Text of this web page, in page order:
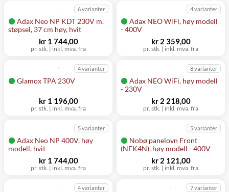
Adax Neo NP KDT 230V m.
støpsel, 37 cm høy, hvit
6 varianter
pr. stk. | inkl. mva. fra
kr 1 744,00
Adax NEO WiFi, høy modell
- 400V
4 varianter
pr. stk. | inkl. mva. fra
kr 2 359,00
Glamox TPA 230V
4 varianter
pr. stk. | inkl. mva. fra
kr 1 196,00
Adax NEO WiFi, høy modell
- 230V
8 varianter
pr. stk. | inkl. mva. fra
kr 2 218,00
Adax Neo NP 400V, høy
modell, hvit
5 varianter
pr. stk. | inkl. mva. fra
kr 1 744,00
Nobø panelovn Front
(NFK4N), høy modell - 400V
5 varianter
pr. stk. | inkl. mva. fra
kr 2 121,00
4 varianter 7 varianter